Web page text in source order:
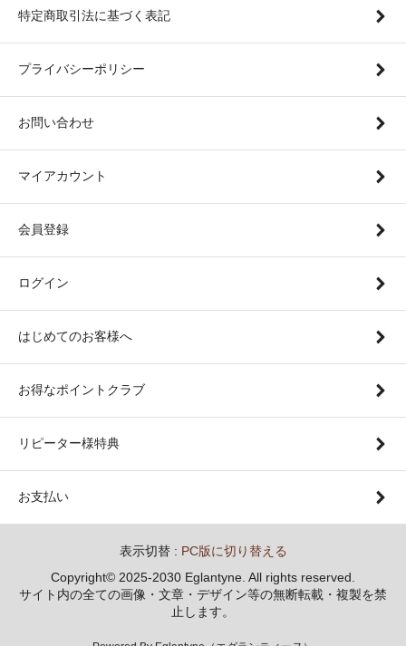
特定商取引法に基づく表記
プライバシーポリシー
お問い合わせ
マイアカウント
会員登録
ログイン
はじめてのお客様へ
お得なポイントクラブ
リピーター様特典
お支払い
表示切替 : PC版に切り替える
Copyright© 2025-2030 Eglantyne. All rights reserved.
サイト内の全ての画像・文章・デザイン等の無断転載・複製を禁
止します。